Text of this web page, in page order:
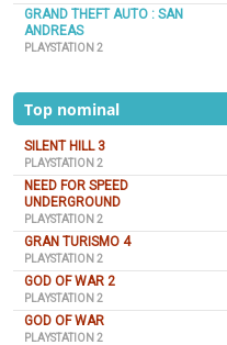
GRAND THEFT AUTO : SAN
ANDREAS
PLAYSTATION 2
Top nominal
SILENT HILL 3
PLAYSTATION 2
NEED FOR SPEED
UNDERGROUND
PLAYSTATION 2
GRAN TURISMO 4
PLAYSTATION 2
GOD OF WAR 2
PLAYSTATION 2
GOD OF WAR
PLAYSTATION 2